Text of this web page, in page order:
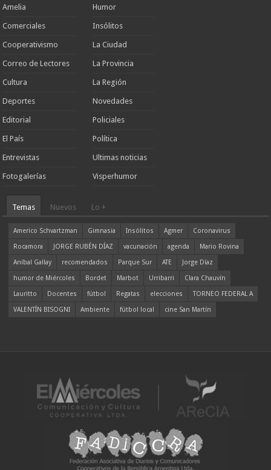
Amelia
Comerciales
Cooperativismo
Correo de Lectores
Cultura
Deportes
Editorial
El País
Entrevistas
Fotogalerías
Humor
Insólitos
La Ciudad
La Provincia
La Región
Novedades
Policiales
Política
Ultimas noticias
Visperhumor
Temas Nuevos Lo +
Americo Schvartzman Gimnasia Insólitos Agmer
Coronavirus
Rocamora
JORGE RUBÉN DÍAZ vacunación agenda
Mario Rovina
Aníbal Gallay
recomendados Parque Sur ATE
Jorge Díaz
humor de Miércoles
Bordet Marbot Urribarri
Clara Chauvín
Lauritto
Docentes fútbol Regatas elecciones
TORNEO FEDERAL A
VALENTÍN BISOGNI
Ambiente fútbol local cine San Martín